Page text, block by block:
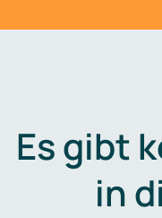
Es gibt
in